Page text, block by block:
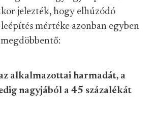
jelezték, hogy elhúzódó
mértéke azonban egyben
alkalmazottai harmadát, a
nagyjából a 45 százalékát